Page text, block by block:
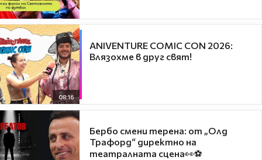
08:16
ANIVENTURE COMIC CON 2026:
Влязохме в друг свят!
Бербо смени терена: от „Олд
Трафорд“ директно на
театралната сцена👀⚽